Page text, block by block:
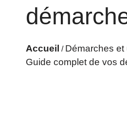
Accueil / Démarches et
Guide complet de vos